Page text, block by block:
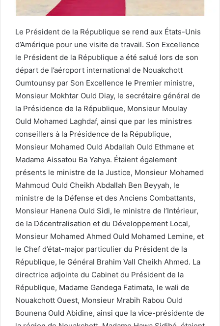
Le Président de la République se rend aux États-Unis
d’Amérique pour une visite de travail. Son Excellence
le Président de la République a été salué lors de son
départ de l’aéroport international de Nouakchott
Oumtounsy par Son Excellence le Premier ministre,
Monsieur Mokhtar Ould Diay, le secrétaire général de
la Présidence de la République, Monsieur Moulay
Ould Mohamed Laghdaf, ainsi que par les ministres
conseillers à la Présidence de la République,
Monsieur Mohamed Ould Abdallah Ould Ethmane et
Madame Aissatou Ba Yahya. Étaient également
présents le ministre de la Justice, Monsieur Mohamed
Mahmoud Ould Cheikh Abdallah Ben Beyyah, le
ministre de la Défense et des Anciens Combattants,
Monsieur Hanena Ould Sidi, le ministre de l’Intérieur,
de la Décentralisation et du Développement Local,
Monsieur Mohamed Ahmed Ould Mohamed Lemine, et
le Chef d’état-major particulier du Président de la
République, le Général Brahim Vall Cheikh Ahmed. La
directrice adjointe du Cabinet du Président de la
République, Madame Gandega Fatimata, le wali de
Nouakchott Ouest, Monsieur Mrabih Rabou Ould
Bounena Ould Abidine, ainsi que la vice-présidente de